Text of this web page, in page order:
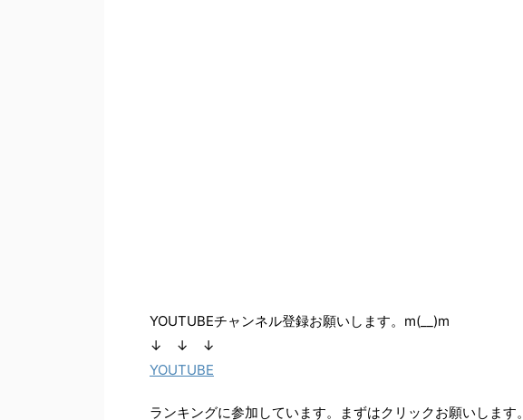
YOUTUBEチャンネル登録お願いします。m(__)m
↓ ↓ ↓
YOUTUBE
ランキングに参加しています。まずはクリックお願いします。